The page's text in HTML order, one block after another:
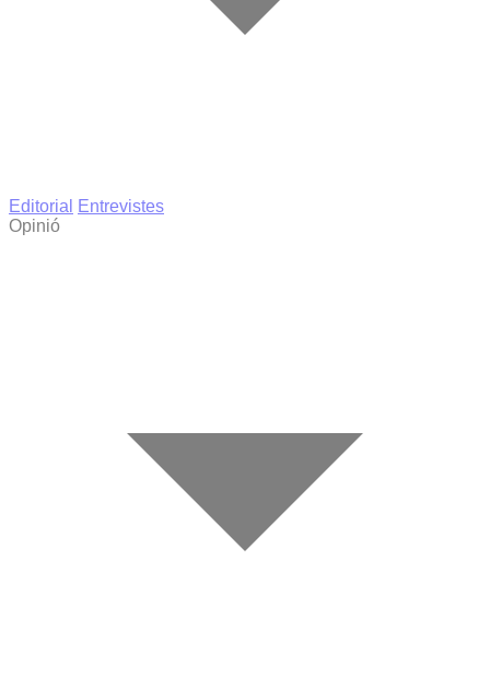
Editorial
Entrevistes
Opinió